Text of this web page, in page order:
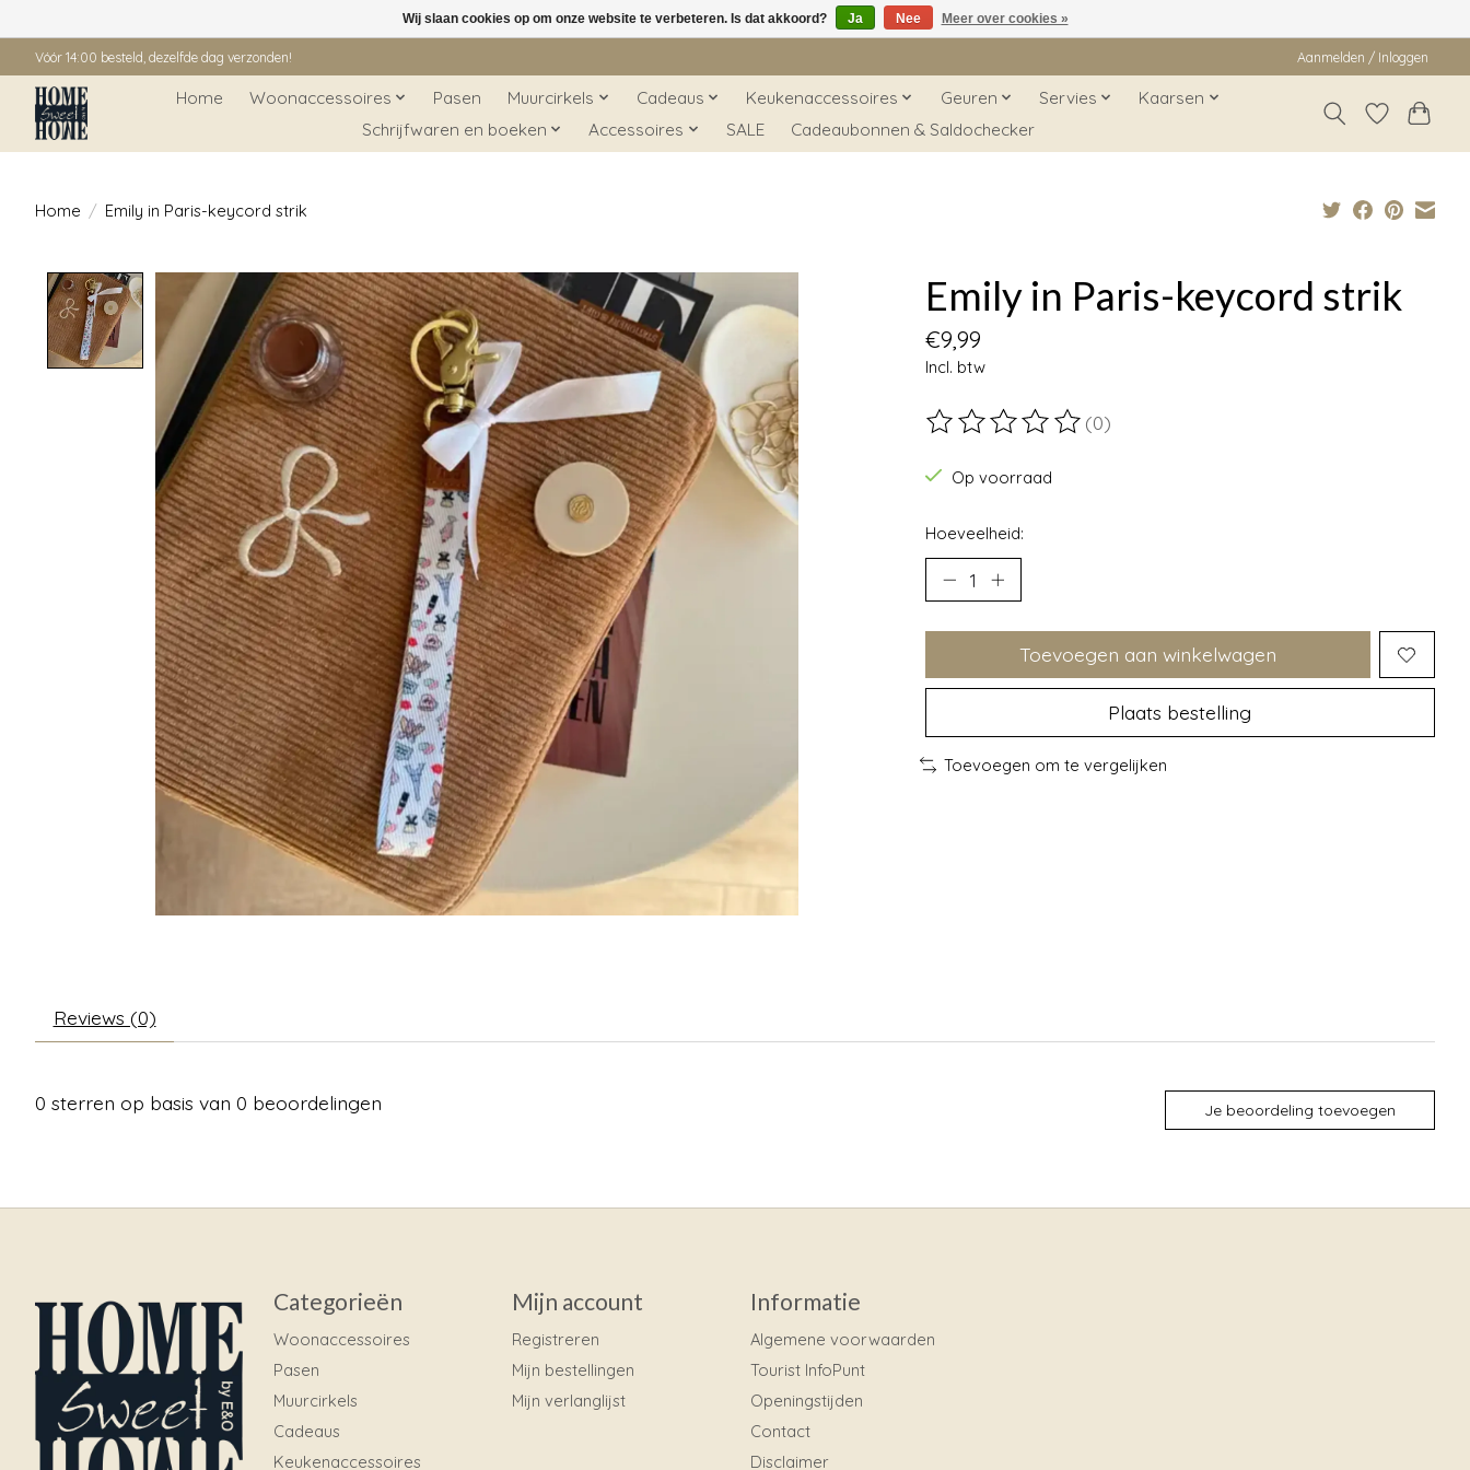
Vóór 14:00 besteld, dezelfde dag verzonden! Aanmelden / Inloggen
Home Woonaccessoires Pasen Muurcirkels Cadeaus Keukenaccessoires Geuren Servies
Kaarsen
Schrijfwaren en boeken
Accessoires SALE Cadeaubonnen & Saldochecker
Home / Emily in Paris-keycord strik
Product image slideshow Items Emily in Paris-keycord strik
€9,99
Incl. btw
De beoordeling van dit product is
(0)
Op voorraad
Hoeveelheid:
Toevoegen aan winkelwagen
Plaats bestelling
Toevoegen om te vergelijken
Reviews (0)
0 sterren op basis van 0 beoordelingen Je beoordeling toevoegen
Categorieën
Woonaccessoires
Pasen
Muurcirkels
Cadeaus
Keukenaccessoires
Mijn account
Registreren
Mijn bestellingen
Mijn verlanglijst
Informatie
Algemene voorwaarden
Tourist InfoPunt
Openingstijden
Contact
Disclaimer
Wij slaan cookies op om onze website te verbeteren. Is dat akkoord? Ja Nee Meer over cookies »